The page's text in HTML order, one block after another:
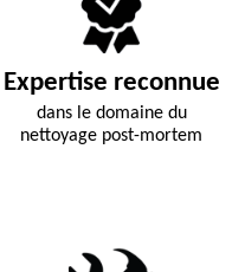
Expertise reconnue
dans le domaine du
nettoyage post-mortem